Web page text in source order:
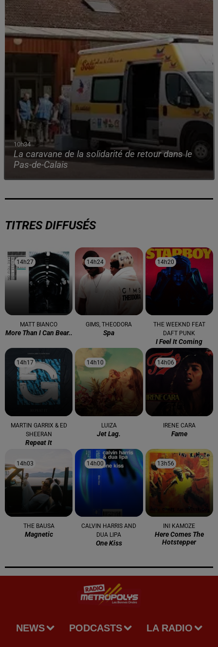
10h34
La caravane de la solidarité de retour dans le
Pas-de-Calais
TITRES DIFFUSÉS
14h27
14h27
MATT BIANCO
More Than I Can Bear..
14h24
14h24
GIMS, THEODORA
Spa
14h20
14h20
THE WEEKND FEAT
DAFT PUNK
I Feel It Coming
14h17
14h17
MARTIN GARRIX & ED
SHEERAN
Repeat It
14h10
14h10
LUIZA
Jet Lag.
14h06
14h06
IRENE CARA
Fame
14h03
14h03
THE BAUSA
Magnetic
14h00
14h00
CALVIN HARRIS AND
DUA LIPA
One Kiss
13h56
13h56
INI KAMOZE
Here Comes The
Hotstepper
NEWS PODCASTS LA RADIO